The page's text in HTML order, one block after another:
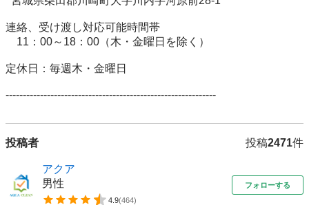
連絡、受け渡し対応可能時間帯
11：00～18：00（木・金曜日を除く）
定休日：毎週木・金曜日
-------------------------------------------------------------
投稿者 投稿2471件
アクア
男性
4.9(464)
フォローする